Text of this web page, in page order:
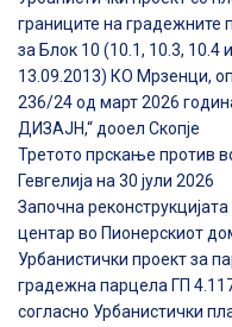
границите на градежните
за Блок 10 (10.1, 10.3, 10.4
13.09.2013) КО Мрзенци,
236/24 од март 2026
ДИЗАЈН,“ дооел Скопје
Третото прскање против
Гевгелија на 30 јули 2026
Започна
центар во Пионерскиот
Урбанистички проект за
градежна парцела ГП
согласно Урбанистички